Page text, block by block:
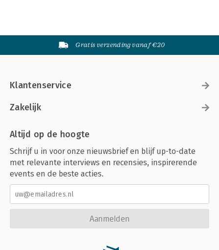
Gratis verzending vanaf €20
Klantenservice
Zakelijk
Altijd op de hoogte
Schrijf u in voor onze nieuwsbrief en blijf up-to-date
met relevante interviews en recensies, inspirerende
events en de beste acties.
Aanmelden